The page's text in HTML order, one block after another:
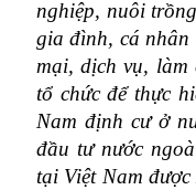
nghiệp, nuôi
gia đình, cá nhân
mại, dịch vụ, làm
tổ chức để thực
Nam định cư ở
đầu tư nước
tại Việt Nam